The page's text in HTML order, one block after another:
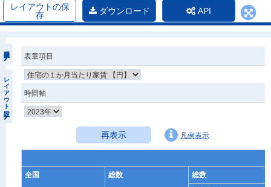
レイアウトの保
存
ダウンロード API
レイアウト設定
表章項目
時間軸
再表示 凡例表示
全国 総数
総数